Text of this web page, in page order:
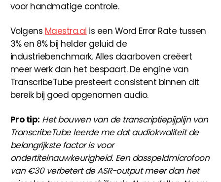
voor handmatige controle.
Volgens Maestra.ai is een Word Error Rate tussen
3% en 8% bij helder geluid de
industriebenchmark. Alles daarboven creëert
meer werk dan het bespaart. De engine van
TranscribeTube presteert consistent binnen dit
bereik bij goed opgenomen audio.
Pro tip: Het bouwen van de transcriptiepijplijn van
TranscribeTube leerde me dat audiokwaliteit de
belangrijkste factor is voor
ondertitelnauwkeurigheid. Een dasspeldmicrofoon
van €30 verbetert de ASR-output meer dan het